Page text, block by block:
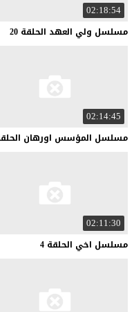
02:18:54
مسلسل ولي العهد الحلقة 20
02:14:45
مسلسل المؤسس اورهان
02:11:30
مسلسل اخي الحلقة 4